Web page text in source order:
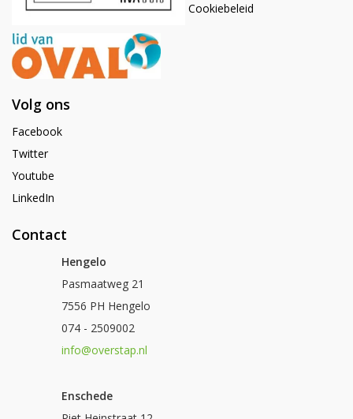
Cookiebeleid
Volg ons
Facebook
Twitter
Youtube
LinkedIn
Contact
Hengelo
Pasmaatweg 21
7556 PH Hengelo
074 - 2509002
info@overstap.nl
Enschede